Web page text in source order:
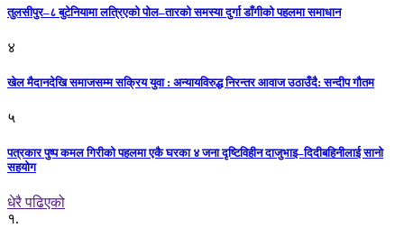
तुलसीपुर–८ बुटेनियामा लत्रिएको पोल–तारको समस्या दुर्गा डाँगीको पहलमा समाधान
४
खेल मैदानदेखि समाजसम्म सक्रिय युवा : अन्यायविरुद्ध निरन्तर आवाज उठाउँदै: सन्दीप गौतम
५
पत्रकार पुष्प कमल गिरीको पहलमा एकै घरका ४ जना दृष्टिविहीन दाजुभाइ–दिदीबहिनीलाई सानो
सहयोग
धेरै पढिएको
१.